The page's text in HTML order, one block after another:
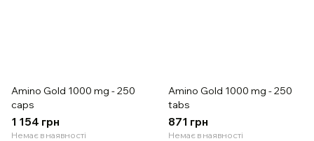
Amino Gold 1000 mg - 250
caps
1 154 грн
Немає в наявності
Amino Gold 1000 mg - 250
tabs
871 грн
Немає в наявності